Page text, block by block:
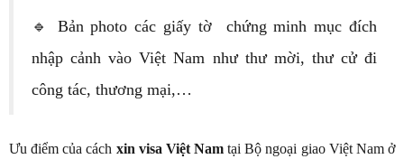
🔹 Bản photo các giấy tờ chứng minh mục đích
nhập cảnh vào Việt Nam như thư mời, thư cử đi
công tác, thương mại,…
Ưu điểm của cách xin visa Việt Nam tại Bộ ngoại giao Việt Nam ở